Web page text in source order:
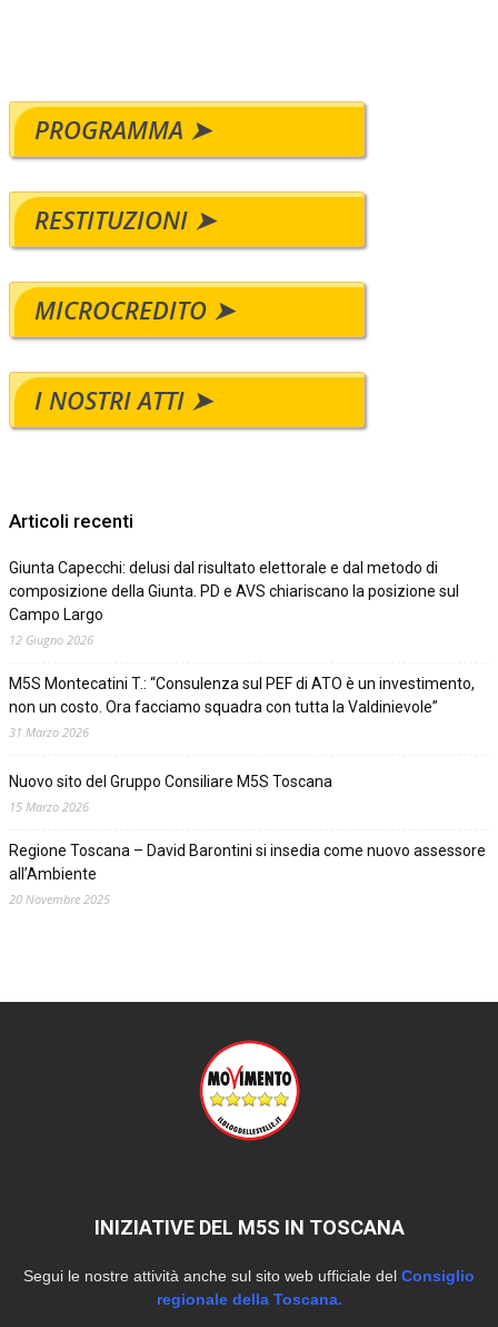
PROGRAMMA ➤
RESTITUZIONI ➤
MICROCREDITO ➤
I NOSTRI ATTI ➤
Articoli recenti
Giunta Capecchi: delusi dal risultato elettorale e dal metodo di
composizione della Giunta. PD e AVS chiariscano la posizione sul
Campo Largo
12 Giugno 2026
M5S Montecatini T.: “Consulenza sul PEF di ATO è un investimento,
non un costo. Ora facciamo squadra con tutta la Valdinievole”
31 Marzo 2026
Nuovo sito del Gruppo Consiliare M5S Toscana
15 Marzo 2026
Regione Toscana – David Barontini si insedia come nuovo assessore
all’Ambiente
20 Novembre 2025
INIZIATIVE DEL M5S IN TOSCANA
Segui le nostre attività anche sul sito web ufficiale del Consiglio
regionale della Toscana.